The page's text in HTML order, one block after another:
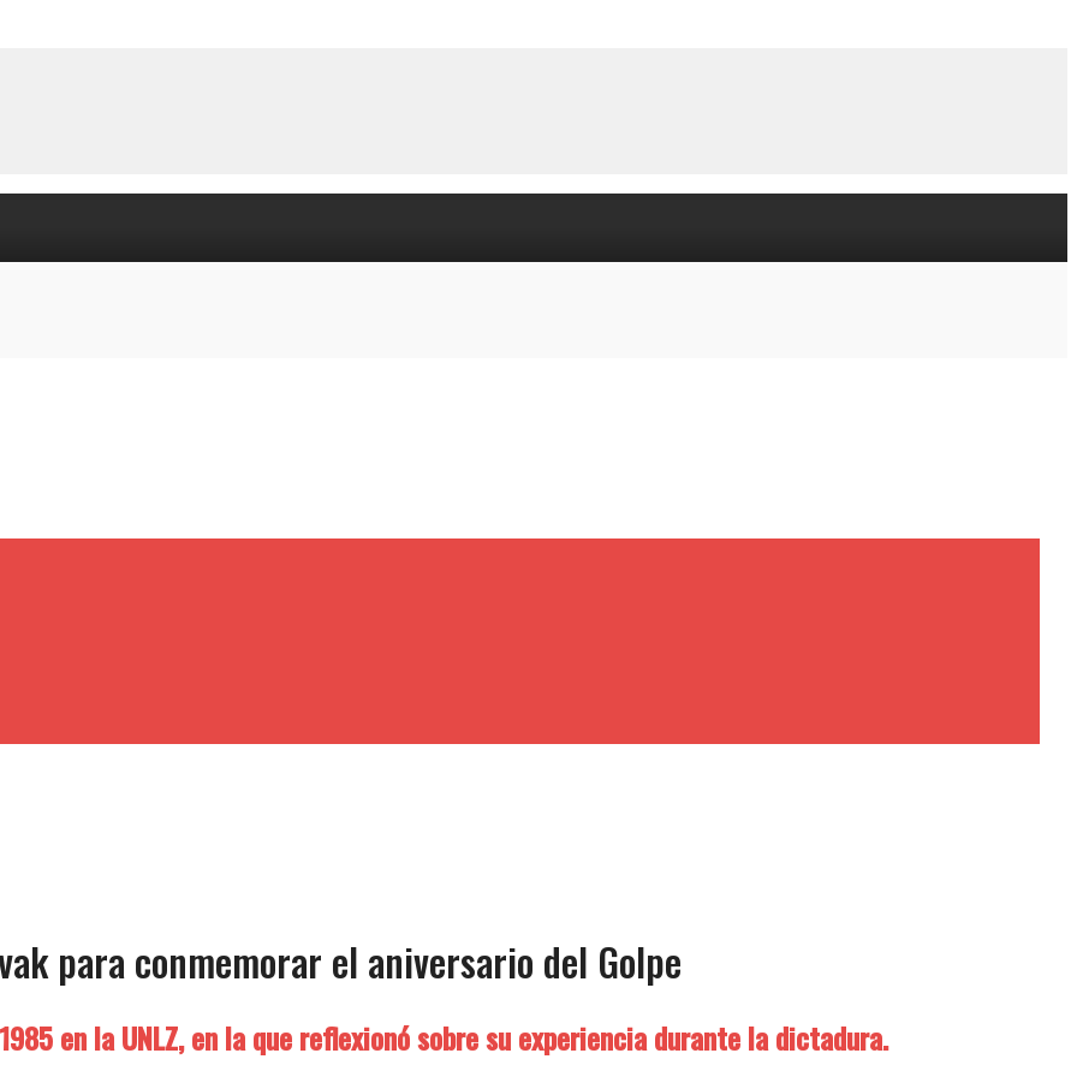
para conmemorar el aniversario del Golpe
en la UNLZ, en la que reflexionó sobre su experiencia durante la dictadura.